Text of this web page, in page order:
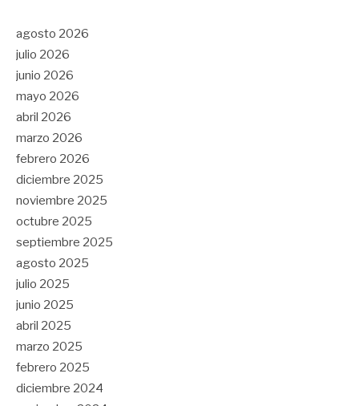
agosto 2026
julio 2026
junio 2026
mayo 2026
abril 2026
marzo 2026
febrero 2026
diciembre 2025
noviembre 2025
octubre 2025
septiembre 2025
agosto 2025
julio 2025
junio 2025
abril 2025
marzo 2025
febrero 2025
diciembre 2024